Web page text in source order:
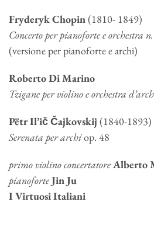
Fryderyk Chopin(1810- 1849)
Concerto per pianoforte e orchestra
(versione per pianoforte e archi)
Roberto Di Marino
Tzigane per violino e orchestra
Pëtr Il’ič Čajkovskij (1840-1893)
Serenata per archiop. 48
primo violino concertatoreAlberto
pianoforteJin Ju
I Virtuosi Italiani